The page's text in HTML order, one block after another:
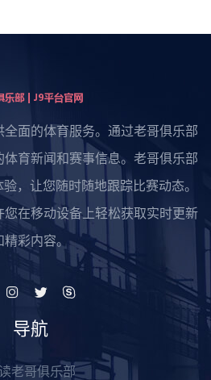
面的体育服务。通过老哥俱乐部
育新闻和赛事信息。老哥俱乐部
，让您随时随地跟踪比赛动态。
在移动设备上轻松获取实时更新
精彩内容。
导航
老哥俱乐部